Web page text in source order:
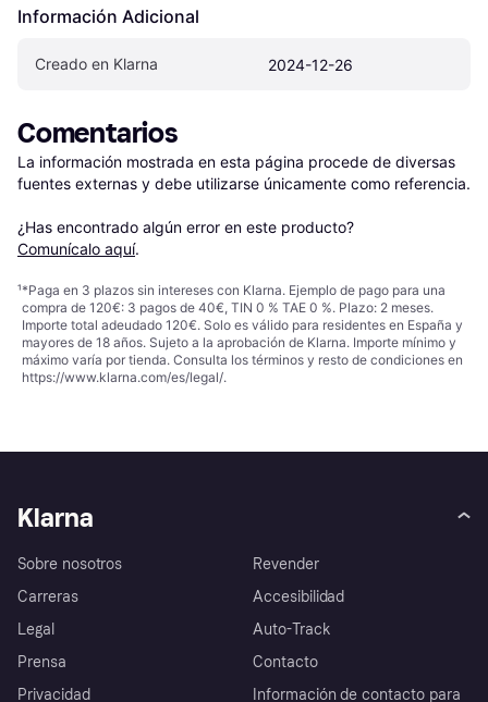
Información Adicional
Creado en Klarna 2024-12-26
Comentarios
La información mostrada en esta página procede de diversas
fuentes externas y debe utilizarse únicamente como referencia.
¿Has encontrado algún error en este producto?
Comunícalo aquí.
¹*Paga en 3 plazos sin intereses con Klarna. Ejemplo de pago para una
compra de 120€: 3 pagos de 40€, TIN 0 % TAE 0 %. Plazo: 2 meses.
Importe total adeudado 120€. Solo es válido para residentes en España y
mayores de 18 años. Sujeto a la aprobación de Klarna. Importe mínimo y
máximo varía por tienda. Consulta los términos y resto de condiciones en
https://www.klarna.com/es/legal/.
Klarna
Sobre nosotros
Carreras
Legal
Prensa
Privacidad
Revender
Accesibilidad
Auto-Track
Contacto
Información de contacto para